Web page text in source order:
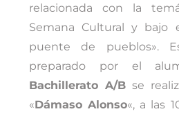
relacionada con la
Semana Cultural y bajo
puente de pueblos».
preparado por el
Bachillerato A/Bse
«Dámaso Alonso«, a las